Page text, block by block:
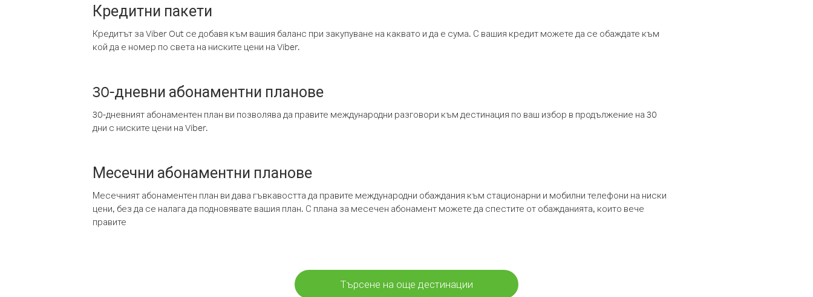
Кредитни пакети
Кредитът за Viber Out се добавя към вашия баланс при закупуване на каквато и да е сума. С вашия кредит можете да се обаждате към
кой да е номер по света на ниските цени на Viber.
30-дневни абонаментни планове
30-дневният абонаментен план ви позволява да правите международни разговори към дестинация по ваш избор в продължение на 30
дни с ниските цени на Viber.
Месечни абонаментни планове
Месечният абонаментен план ви дава гъвкавостта да правите международни обаждания към стационарни и мобилни телефони на ниски
цени, без да се налага да подновявате вашия план. С плана за месечен абонамент можете да спестите от обажданията, които вече
правите
Търсене на още дестинации